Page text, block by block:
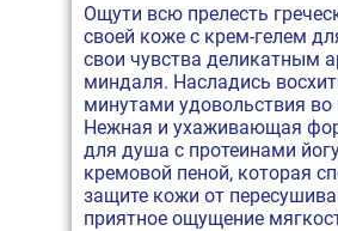
Ощути всю прелесть
своей коже с крем-гелем
свои чувства деликатным
миндаля. Насладись
минутами удовольствия
Нежная и ухаживающая
для душа с протеинами
кремовой пеной, которая
защите кожи от
приятное ощущение